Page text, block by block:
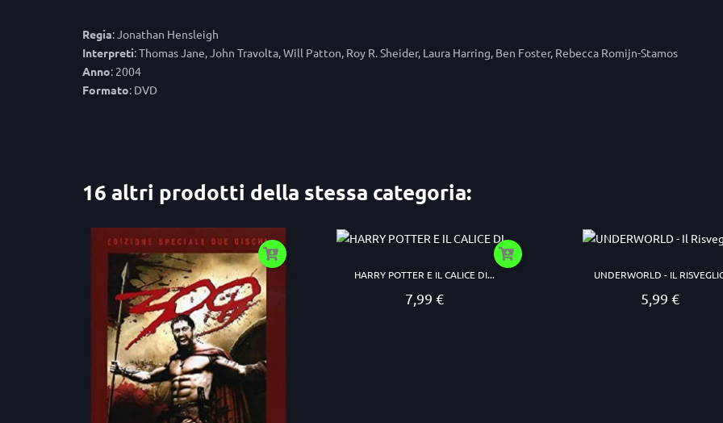
Regia: Jonathan Hensleigh
Interpreti: Thomas Jane, John Travolta, Will Patton, Roy R. Sheider, Laura Harring, Ben Foster, Rebecca Romijn-Stamos
Anno: 2004
Formato: DVD
16 altri prodotti della stessa categoria:
HARRY POTTER E IL CALICE DI...
Prezzo
7,99 €
UNDERWORLD - IL
Prezzo
5,99 €